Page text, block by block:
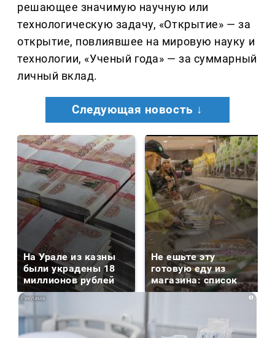
решающее значимую научную или
технологическую задачу, «Открытие» — за
открытие, повлиявшее на мировую науку и
технологии, «Ученый года» — за суммарный
личный вклад.
Следующая новость ↓
На Урале из казны
были украдены 18
миллионов рублей
Не ешьте эту
готовую еду из
магазина: список
i